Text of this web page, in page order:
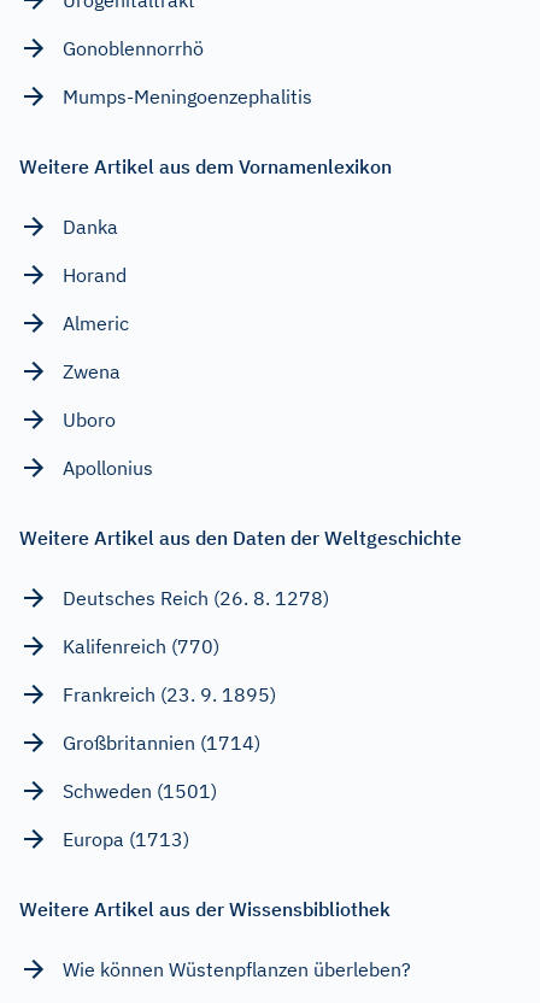
Gonoblennorrhö
Mumps-Meningoenzephalitis
Weitere Artikel aus dem Vornamenlexikon
Danka
Horand
Almeric
Zwena
Uboro
Apollonius
Weitere Artikel aus den Daten der Weltgeschichte
Deutsches Reich (26. 8. 1278)
Kalifenreich (770)
Frankreich (23. 9. 1895)
Großbritannien (1714)
Schweden (1501)
Europa (1713)
Weitere Artikel aus der Wissensbibliothek
Wie können Wüstenpflanzen überleben?